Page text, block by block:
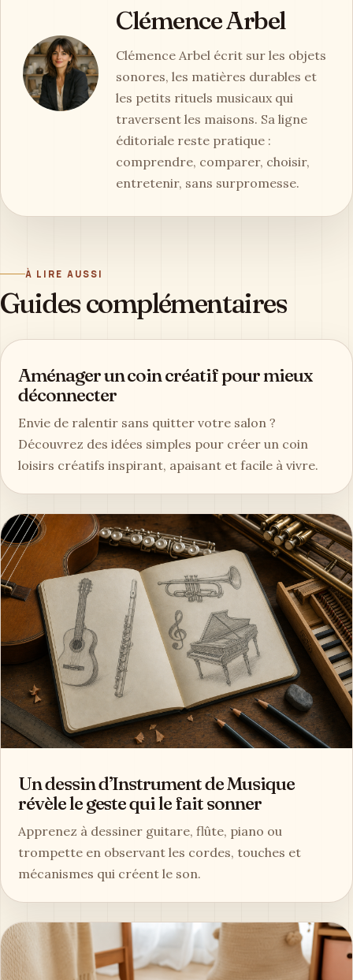
Clémence Arbel
Clémence Arbel écrit sur les objets
sonores, les matières durables et
les petits rituels musicaux qui
traversent les maisons. Sa ligne
éditoriale reste pratique :
comprendre, comparer, choisir,
entretenir, sans surpromesse.
À LIRE AUSSI
Guides complémentaires
Aménager un coin créatif pour mieux
déconnecter
Envie de ralentir sans quitter votre salon ?
Découvrez des idées simples pour créer un coin
loisirs créatifs inspirant, apaisant et facile à vivre.
Un dessin d’Instrument de Musique
révèle le geste qui le fait sonner
Apprenez à dessiner guitare, flûte, piano ou
trompette en observant les cordes, touches et
mécanismes qui créent le son.